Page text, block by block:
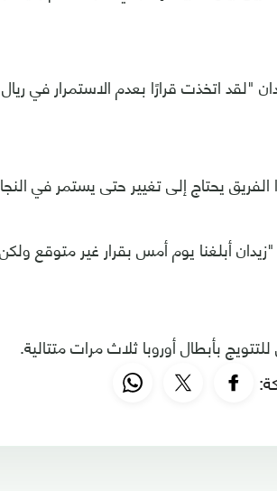
اتخذت قرارًا بعدم الاستمرار في
يحتاج إلى تغيير حتى يستمر في
"زيدان أبلغنا يوم أمس بقرار غير متوقع
بأبطال أوروبا ثلاث مرات متتالية.